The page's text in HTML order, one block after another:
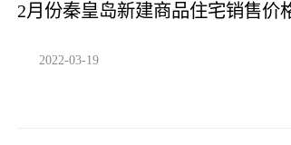
2月份秦皇岛新建商品住宅销售价
2022-03-19